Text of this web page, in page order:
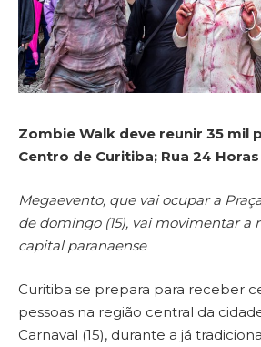
Zombie Walk deve reunir 35 mil
Centro de Curitiba; Rua 24
Megaevento, que vai ocupar a
de domingo (15), vai movimentar a
capital paranaense
Curitiba se prepara para receber
pessoas na região central da
Carnaval (15), durante a já